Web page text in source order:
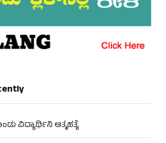
ವಿದ್ಯಾರ್ಥಿನಿ ಆತ್ಮಹತ್ಯೆ